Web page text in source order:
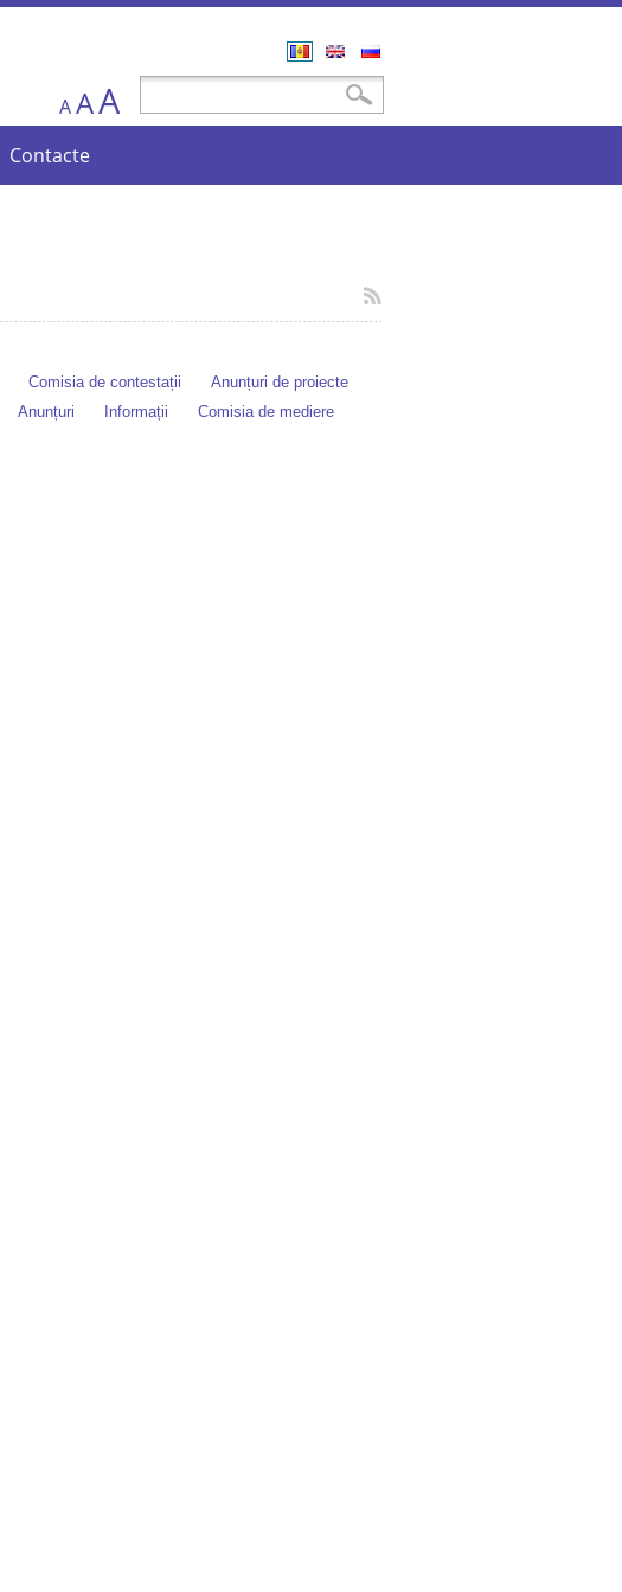
Căutare
A AA
Contacte
Comisia de contestații
Anunțuri de proiecte
Anunțuri Informații
Comisia de mediere